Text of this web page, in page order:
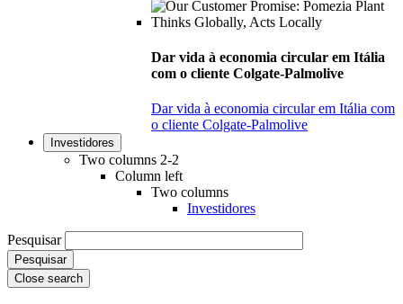
Dar vida à economia circular em Itália
com o cliente Colgate-Palmolive
Dar vida à economia circular em Itália com
o cliente Colgate-Palmolive
Investidores
Two columns 2-2
Column left
Two columns
Investidores
Pesquisar
Close search